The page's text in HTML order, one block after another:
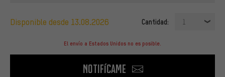
disponible desde 13.08.2026 Cantidad: 1
El envío a Estados Unidos no es posible.
Notifícame